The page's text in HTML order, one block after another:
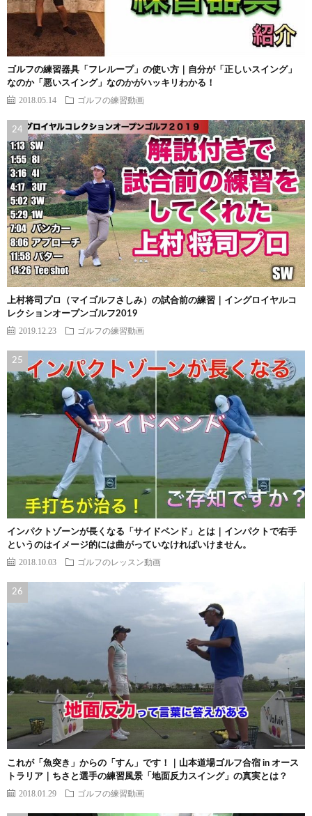
ゴルフの練習器具「フレループ」の使い方｜自分が「正しいスイング」
なのか「悪いスイング」なのかがハッキリわかる！
2018.05.14 ゴルフの練習動画
上村将司プロ（マイゴルフさしみ）の試合前の練習｜イングロイヤルコ
レクションオープンゴルフ2019
2019.12.23 ゴルフの練習動画
インパクトゾーンが長くなる「サイドベンド」とは｜インパクトで右手
というのはイメージ的には曲がっていなければいけません。
2018.10.03 ゴルフのレッスン動画
これが「魚突き」からの「すん」です！｜山本道場ゴルフ合宿 in オース
トラリア｜ちさと選手の練習風景「地面反力スイング」の真実とは？
2018.01.29 ゴルフの練習動画